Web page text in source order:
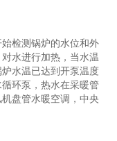
检测锅炉的水位和外
水进行加热，当水温
水温已达到开泵温度
环泵，热水在采暖管
盘管水暖空调，中央